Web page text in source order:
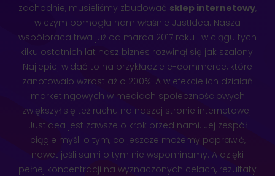
zachodnie, musieliśmy zbudować sklep internetowy,
w czym pomogła nam właśnie JustIdea. Nasza
współpraca trwa już od marca 2017 roku i w ciągu tych
kilku ostatnich lat nasz biznes rozwinął się jak szalony.
Najlepiej widać to na przykładzie e-commerce, które
zanotowało wzrost aż o 200%. A w efekcie ich działań
marketingowych w mediach społecznościowych
zwiększył się też ruchu na naszej stronie internetowej.
JustIdea jest zawsze o krok przed nami. Jej zespół
ciągle myśli o tym, co jeszcze możemy poprawić,
nawet jeśli sami o tym nie wspominamy. A dzięki
pełnej koncentracji na wyznaczonych celach, rezultaty